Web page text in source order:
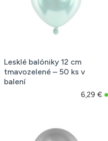
Lesklé balóniky 12 cm
tmavozelené – 50 ks v
balení
6,29 €